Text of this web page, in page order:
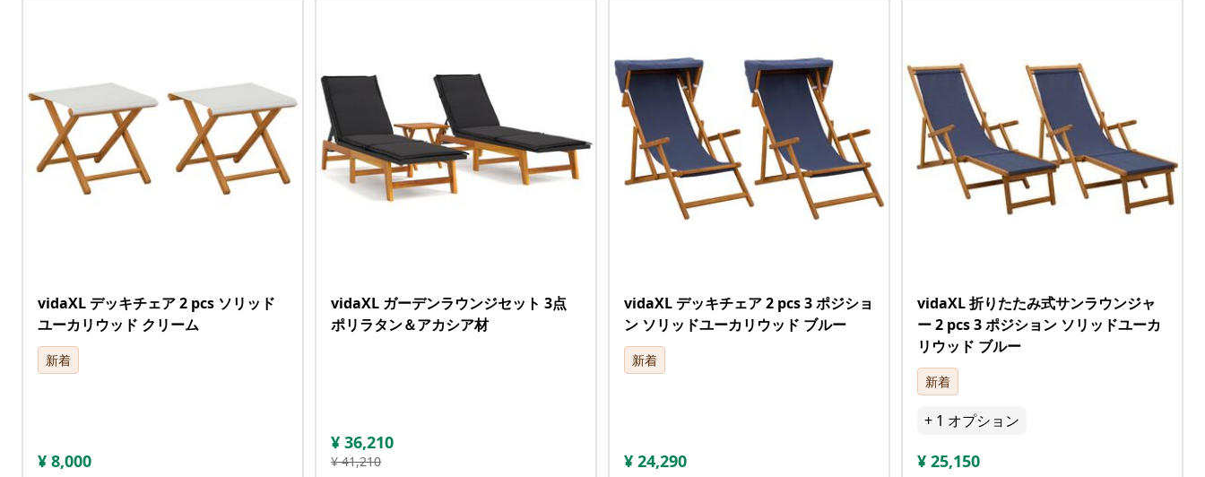
vidaXL デッキチェア 2 pcs ソリッド
ユーカリウッド クリーム
新着
¥ 8,000
vidaXL ガーデンラウンジセット 3点
ポリラタン＆アカシア材
¥ 36,210
¥ 41,210
vidaXL デッキチェア 2 pcs 3 ポジショ
ン ソリッドユーカリウッド ブルー
新着
¥ 24,290
vidaXL 折りたたみ式サンラウンジャ
ー 2 pcs 3 ポジション ソリッドユーカ
リウッド ブルー
新着
+ 1 オプション
¥ 25,150